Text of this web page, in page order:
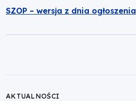
SZOP – wersja z dnia ogłoszenia
AKTUALNOŚCI